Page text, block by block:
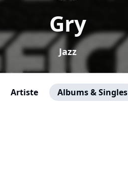
Gry
Jazz
Artiste Albums & Singles